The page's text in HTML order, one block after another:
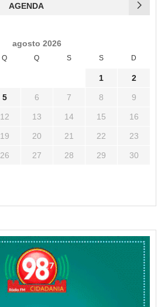
AGENDA
agosto 2026
Q Q S S D
1 2
5 6 7 8 9
12 13 14 15 16
19 20 21 22 23
26 27 28 29 30